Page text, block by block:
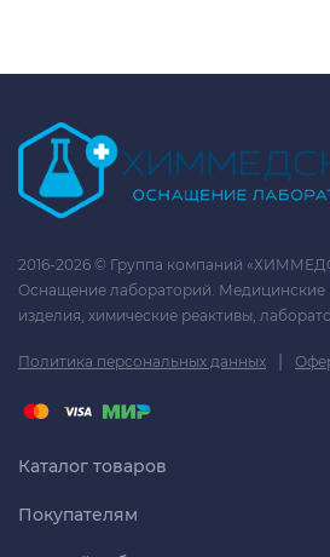
2016-2026 © Группа компаний
Оснащение лабораторий. Медицинские
изделия, химические реактивы,
Политика персональных данных |
Каталог товаров
Покупателям